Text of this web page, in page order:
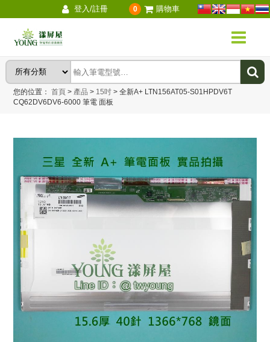
登入/註冊 0 購物車
您的位置：首頁 > 產品 > 15吋 > 全新A+ LTN156AT05-S01HPDV6T
CQ62DV6DV6-6000 筆電 面板